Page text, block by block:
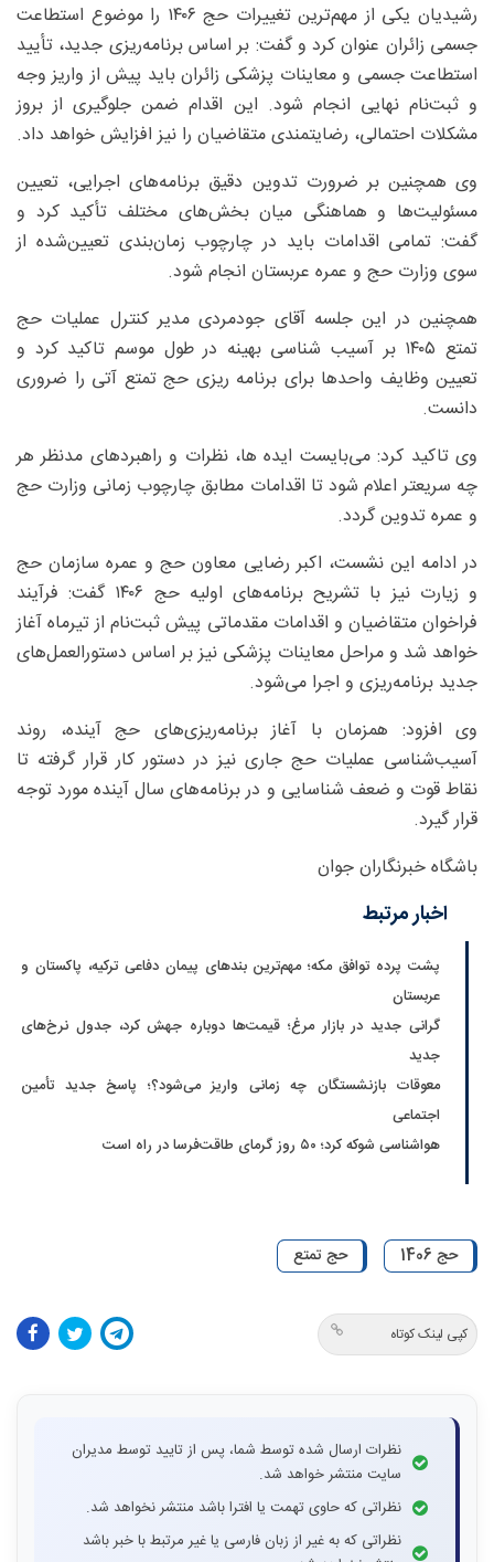
رشیدیان یکی از مهم‌ترین تغییرات حج ۱۴۰۶ را موضوع استطاعت
جسمی زائران عنوان کرد و گفت: بر اساس برنامه‌ریزی جدید، تأیید
استطاعت جسمی و معاینات پزشکی زائران باید پیش از واریز وجه
و ثبت‌نام نهایی انجام شود. این اقدام ضمن جلوگیری از بروز
مشکلات احتمالی، رضایتمندی متقاضیان را نیز افزایش خواهد داد.
وی همچنین بر ضرورت تدوین دقیق برنامه‌های اجرایی، تعیین
مسئولیت‌ها و هماهنگی میان بخش‌های مختلف تأکید کرد و
گفت: تمامی اقدامات باید در چارچوب زمان‌بندی تعیین‌شده از
سوی وزارت حج و عمره عربستان انجام شود.
همچنین در این جلسه آقای جودمردی مدیر کنترل عملیات حج
تمتع ۱۴۰۵ بر آسیب شناسی بهینه در طول موسم تاکید کرد و
تعیین وظایف واحد‌ها برای برنامه ریزی حج تمتع آتی را ضروری
دانست.
وی تاکید کرد: می‌بایست ایده ها، نظرات و راهبرد‌های مدنظر هر
چه سریعتر اعلام شود تا اقدامات مطابق چارچوب زمانی وزارت حج
و عمره تدوین گردد.
در ادامه این نشست، اکبر رضایی معاون حج و عمره سازمان حج
و زیارت نیز با تشریح برنامه‌های اولیه حج ۱۴۰۶ گفت: فرآیند
فراخوان متقاضیان و اقدامات مقدماتی پیش ثبت‌نام از تیرماه آغاز
خواهد شد و مراحل معاینات پزشکی نیز بر اساس دستورالعمل‌های
جدید برنامه‌ریزی و اجرا می‌شود.
وی افزود: همزمان با آغاز برنامه‌ریزی‌های حج آینده، روند
آسیب‌شناسی عملیات حج جاری نیز در دستور کار قرار گرفته تا
نقاط قوت و ضعف شناسایی و در برنامه‌های سال آینده مورد توجه
قرار گیرد.
باشگاه خبرنگاران جوان
اخبار مرتبط
پشت پرده توافق مکه؛ مهم‌ترین بندهای پیمان دفاعی ترکیه، پاکستان و
عربستان
گرانی جدید در بازار مرغ؛ قیمت‌ها دوباره جهش کرد، جدول نرخ‌های
جدید
معوقات بازنشستگان چه زمانی واریز می‌شود؟؛ پاسخ جدید تأمین
اجتماعی
هواشناسی شوکه کرد؛ ۵۰ روز گرمای طاقت‌فرسا در راه است
حج 1406 حج تمتع
کپی لینک کوتاه
نظرات ارسال شده توسط شما، پس از تایید توسط مدیران
سایت منتشر خواهد شد.
نظراتی که حاوی تهمت یا افترا باشد منتشر نخواهد شد.
نظراتی که به غیر از زبان فارسی یا غیر مرتبط با خبر باشد